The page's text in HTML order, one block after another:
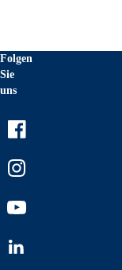
Folgen
Sie
uns
Youtube